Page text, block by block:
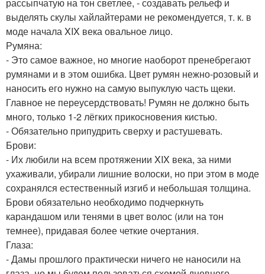
выделять скулы хайлайтерами не рекомендуется, т. к. в
моде начала XIX века овальное лицо.
Румяна:
- Это самое важное, но многие наоборот пренебрегают
румянами и в этом ошибка. Цвет румян нежно-розовый и
наносить его нужно на самую выпуклую часть щеки.
Главное не переусердствовать! Румян не должно быть
много, только 1-2 лёгких прикосновения кистью.
- Обязательно припудрить сверху и растушевать.
Брови:
- Их любили на всем протяжении XIX века, за ними
ухаживали, убирали лишние волоски, но при этом в моде
сохранялся естественный изгиб и небольшая толщина.
Брови обязательно необходимо подчеркнуть
карандашом или тенями в цвет волос (или на тон
темнее), придавая более четкие очертания.
Глаза:
- Дамы прошлого практически ничего не наносили на